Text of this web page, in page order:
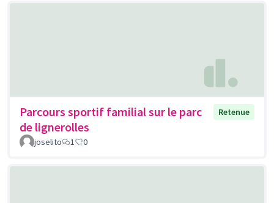
Parcours sportif familial sur le parc
de lignerolles
Retenue
joselito 1 0